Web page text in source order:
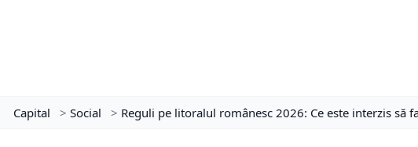
Capital > Social > Reguli pe litoralul românesc 2026: Ce este interzis să